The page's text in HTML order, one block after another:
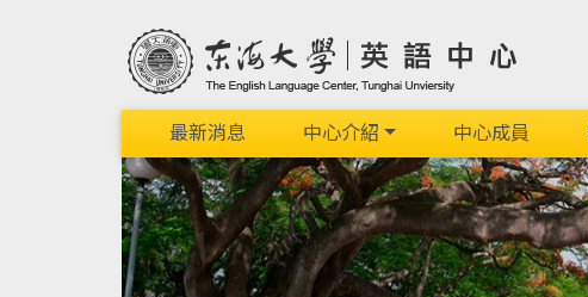
最新消息 中心介紹 中心成員